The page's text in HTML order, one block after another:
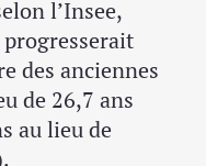
l’Insee,
progresserait
des anciennes
de 26,7 ans
au lieu de